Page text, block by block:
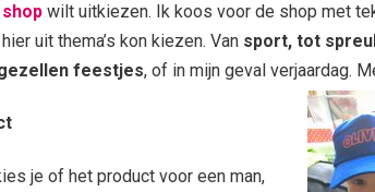
shop wilt uitkiezen. Ik koos voor de shop met
uit thema’s kon kiezen. Van sport, tot
feestjes, of in mijn geval verjaardag.
je of het product voor een man,